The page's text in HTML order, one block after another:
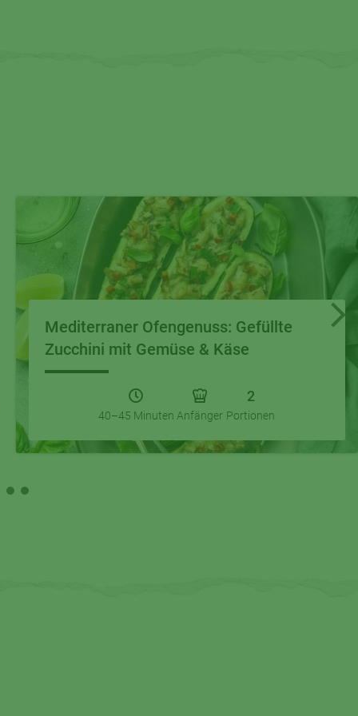
Mediterraner Ofengenuss: Gefüllte
Zucchini mit Gemüse & Käse
40–45 Minuten Anfänger
2
Portionen